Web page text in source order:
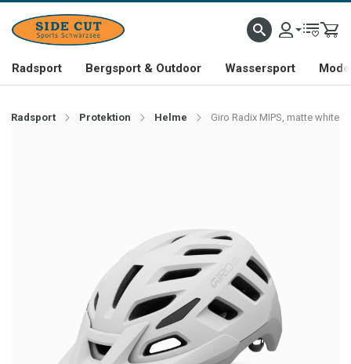
Radsport Bergsport & Outdoor Wassersport
Radsport Protektion Helme Giro Radix MIPS, matte white